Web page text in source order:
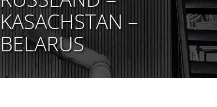
KASACHSTAN –
BELARUS